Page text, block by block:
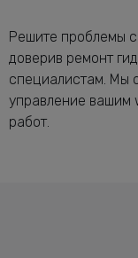
Решите проблемы
доверив ремонт
специалистам. Мы
управление вашим
работ.